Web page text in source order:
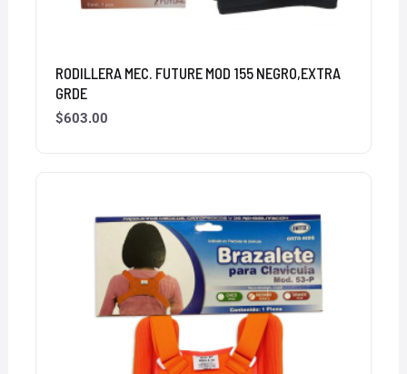
RODILLERA MEC. FUTURE MOD 155 NEGRO,EXTRA
GRDE
$603.00